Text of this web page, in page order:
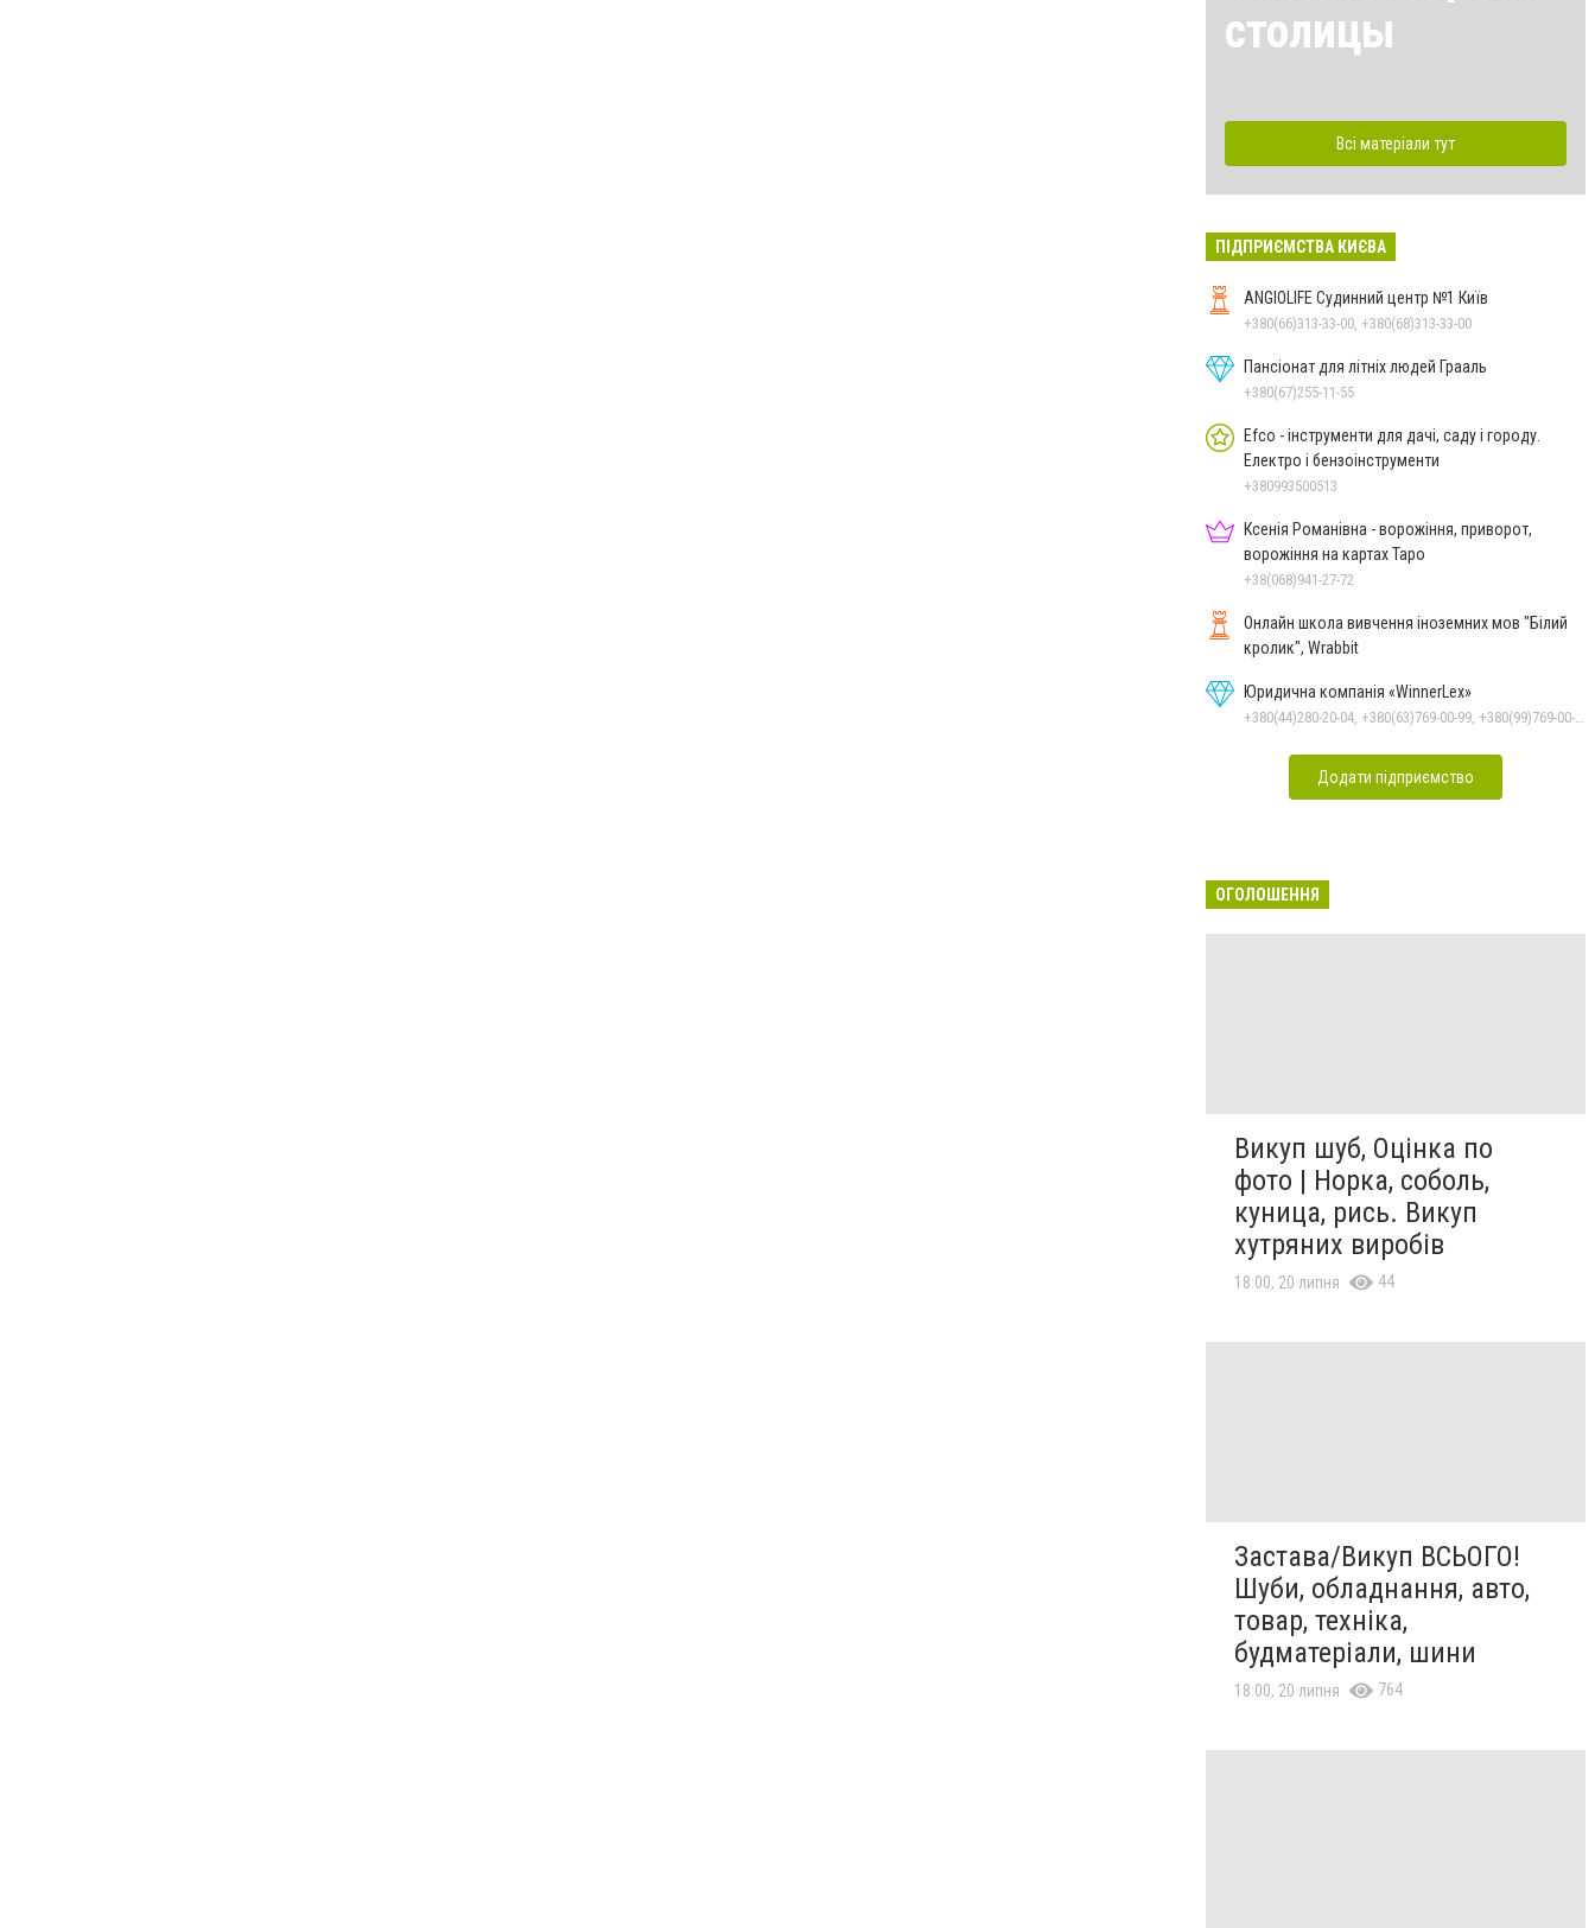
столицы
Всі матеріали тут
ПІДПРИЄМСТВА КИЄВА
ANGIOLIFE Судинний центр №1 Київ
+380(66)313-33-00, +380(68)313-33-00
Пансіонат для літніх людей Грааль
+380(67)255-11-55
Efco - інструменти для дачі, саду і городу.
Електро і бензоінструменти
+380993500513
Ксенія Романівна - ворожіння, приворот,
ворожіння на картах Таро
+38(068)941-27-72
Онлайн школа вивчення іноземних мов "Білий
кролик", Wrabbit
Юридична компанія «WinnerLex»
Додати підприємство
ОГОЛОШЕННЯ
Викуп шуб, Оцінка по
фото | Норка, соболь,
куница, рись. Викуп
хутряних виробів
18:00, 20 липня 44
Застава/Викуп ВСЬОГО!
Шуби, обладнання, авто,
товар, техніка,
будматеріали, шини
18:00, 20 липня 764